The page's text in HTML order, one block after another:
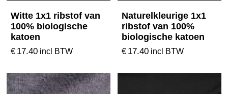
Witte 1x1 ribstof van
100% biologische
katoen
€ 17.40 incl BTW
Naturelkleurige 1x1
ribstof van 100%
biologische katoen
€ 17.40 incl BTW